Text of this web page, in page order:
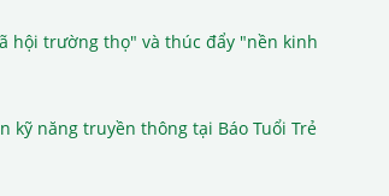
hội trường thọ" và thúc đẩy "nền kinh
kỹ năng truyền thông tại Báo Tuổi Trẻ